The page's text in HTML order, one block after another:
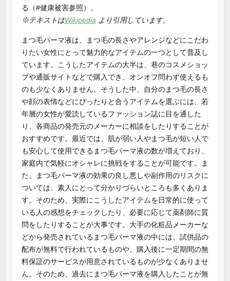
る（#健康被害参照）。
※テキストはWikipedia より引用しています。
まつ毛パーマ液は、まつ毛の長さやアレンジなどにこだわ
りたい女性にとって魅力的なアイテムの一つとして普及し
ています。こうしたアイテムの大半は、巷のコスメショッ
プや通販サイトなどで購入でき、オンオフ問わず使えるも
のも少なくありません。そうした中、自分のまつ毛の長さ
や顔の表情などにぴったりと合うアイテムを選ぶには、若
年層の女性が愛読しているファッション誌に目を通した
り、各商品の発売元のメーカーに相談をしたりすることが
おすすめです。最近では、肌が弱い人やまつ毛が短い人で
も安心して使用できるまつ毛パーマ液の数が増えており、
家庭内で気軽にオシャレに挑戦をすることが可能です。ま
た、まつ毛パーマ液の効果の良し悪しや副作用のリスクに
ついては、素人にとって分かりづらいところも多くありま
す。そのため、実際にこうしたアイテムを日常的に使って
いる人の感想をチェックしたり、必要に応じて薬剤師に質
問をしたりすることが大事です。大手の化粧品メーカーな
どから発売されているまつ毛パーマ液の中には、試供品の
配布が無料で行われているものや、購入後に一定期間の無
料保証のサービスが用意されているものが少なくありませ
ん。そのため、過去にまつ毛パーマ液を購入したことが無